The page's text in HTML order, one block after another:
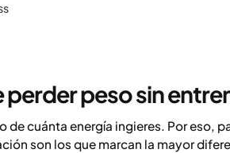
perder peso sin
de cuánta energía ingieres. Por eso,
son los que marcan la mayor